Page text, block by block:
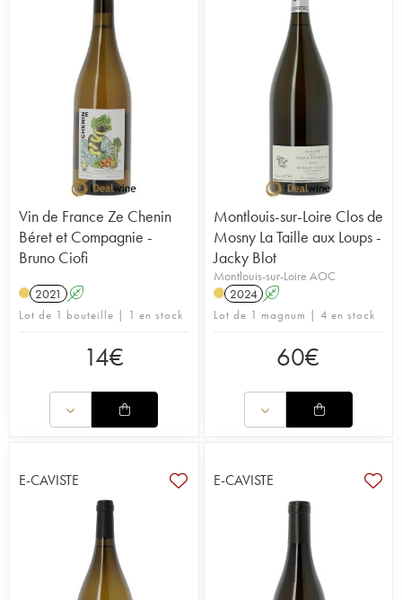
Vin de France Ze Chenin
Béret et Compagnie -
Bruno Ciofi
2021 A
Lot de 1 bouteille | 1 en stock
14€
Montlouis-sur-Loire Clos de
Mosny La Taille aux Loups -
Jacky Blot
Montlouis-sur-Loire AOC
2024 A
Lot de 1 magnum | 4 en stock
60€
E-CAVISTE E-CAVISTE